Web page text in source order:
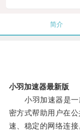
简介
小羽加速器最新版
小羽加速器是一
密方式帮助用户在
速、稳定的网络连接